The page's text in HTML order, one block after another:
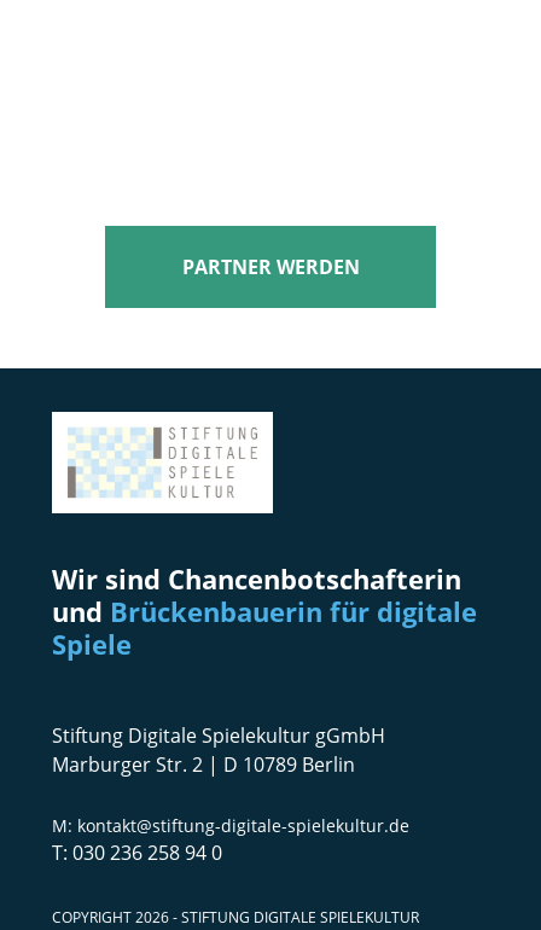
PARTNER WERDEN
Wir sind Chancenbotschafterin
und Brückenbauerin für digitale
Spiele
Stiftung Digitale Spielekultur gGmbH
Marburger Str. 2 | D 10789 Berlin
kontakt@stiftung-digitale-spielekultur.de
030 236 258 94 0
COPYRIGHT 2026 - STIFTUNG DIGITALE SPIELEKULTUR